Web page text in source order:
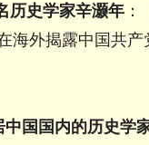
历史学家辛灏年：
海外揭露中国共
中国国内的历史学